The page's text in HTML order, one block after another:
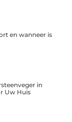
en wanneer is
in
Uw Huis